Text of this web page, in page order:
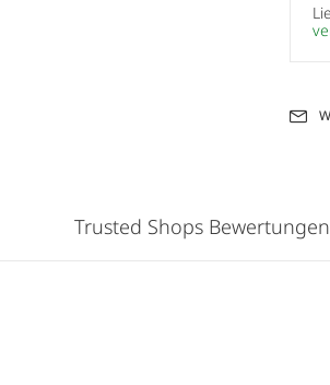
Trusted Shops Bewertungen